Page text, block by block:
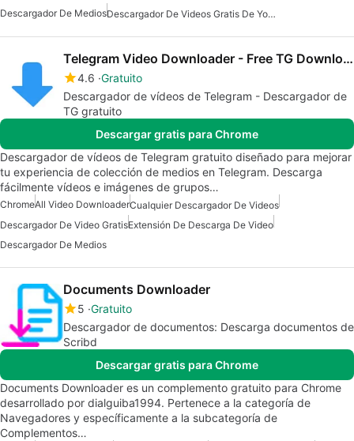
Descargador De Medios
Descargador De Videos Gratis De Youtube Para Android
Telegram Video Downloader - Free TG Downloader
4.6 Gratuito
Descargador de vídeos de Telegram - Descargador de
TG gratuito
Descargar gratis para Chrome
Descargador de vídeos de Telegram gratuito diseñado para mejorar
tu experiencia de colección de medios en Telegram. Descarga
fácilmente vídeos e imágenes de grupos…
ChromeAll Video DownloaderCualquier Descargador De Videos
Descargador De Video GratisExtensión De Descarga De Video
Descargador De Medios
Documents Downloader
5 Gratuito
Descargador de documentos: Descarga documentos de
Scribd
Descargar gratis para Chrome
Documents Downloader es un complemento gratuito para Chrome
desarrollado por dialguiba1994. Pertenece a la categoría de
Navegadores y específicamente a la subcategoría de
Complementos…